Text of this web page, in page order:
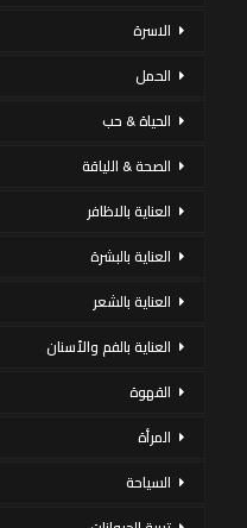
الاسرة
الحمل
الحياة & حب
الصحة & اللياقة
العناية بالاظافر
العناية بالبشرة
العناية بالشعر
العناية بالفم والأسنان
القهوة
المرأة
السياحة